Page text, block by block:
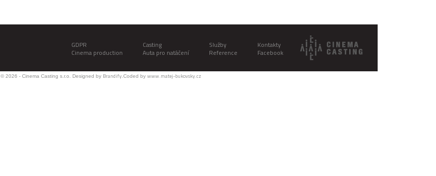
GDPR
Cinema production
Casting
Auta pro natáčení
Služby
Reference
Kontakty
Facebook
© 2026 - Cinema Casting s.r.o. Designed by Brandify .Coded by www.matej-bukovsky.cz